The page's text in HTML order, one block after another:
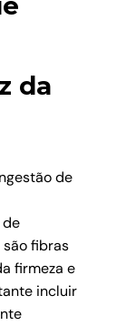
da
de
são fibras
firmeza e
incluir